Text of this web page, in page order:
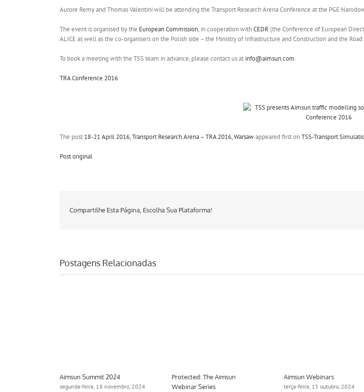
Aurore Remy and Thomas Valentini will be attending the Transport Research Arena Conference at the PGE
The event is organised by the European Commission, in cooperation withCEDR (the Conference of European
ALICE as well as the co-organisers on the Polish side – the Ministry of Infrastructure and Construction and the
To book a meeting with the TSS team in advance, please contact us at info@aimsun.com.
TRA Conference 2016
The post 18-21 April 2016, Transport Research Arena – TRA 2016, Warsawappeared first onTSS-Transport
Post original
Compartilhe Esta Página, Escolha Sua Plataforma!
Postagens Relacionadas
Aimsun Summit 2024
segunda-feira, 18 novembro, 2024
Protected: The Aimsun
Webinar Series
Aimsun Webinars
terça-feira, 15 outubro, 2024